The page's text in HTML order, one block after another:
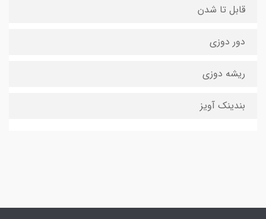
قابل تا شدن
دور دوزی
ریشه دوزی
بندینک آویز